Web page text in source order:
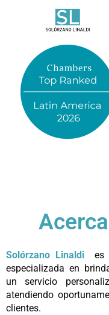
Solórzano Linaldi
es
especializada en
un servicio
atendiendo
clientes.